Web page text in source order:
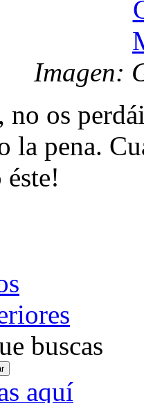
Imagen:
no os
la pena.
buscas
aquí